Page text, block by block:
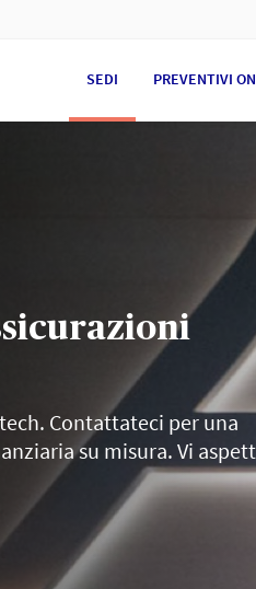
SEDI PREVENTIVI
Contattateci per una
su misura. Vi